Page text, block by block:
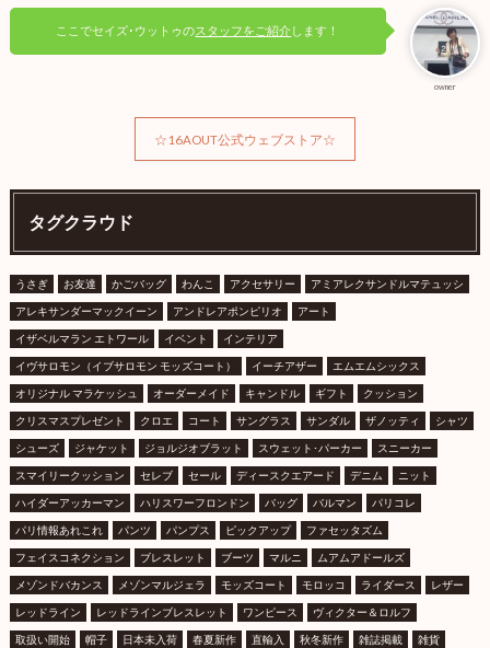
owner
ここでセイズ･ウットゥのスタッフをご紹介します！
☆16AOUT公式ウェブストア☆
タグクラウド
うさぎ お友達 かごバッグ わんこ アクセサリー アミアレクサンドルマテュッシ
アレキサンダーマックイーン アンドレアポンピリオ アート
イザベルマラン エトワール イベント インテリア
イヴサロモン（イブサロモン モッズコート） イーチアザー エムエムシックス
オリジナル マラケッシュ オーダーメイド キャンドル ギフト クッション
クリスマスプレゼント クロエ コート サングラス サンダル ザノッティ シャツ
シューズ ジャケット ジョルジオブラット スウェット･パーカー スニーカー
スマイリークッション セレブ セール ディースクエアード デニム ニット
ハイダーアッカーマン ハリスワーフロンドン バッグ バルマン パリコレ
パリ情報あれこれ パンツ パンプス ピックアップ ファセッタズム
フェイスコネクション ブレスレット ブーツ マルニ ムアムアドールズ
メゾンドバカンス メゾンマルジェラ モッズコート モロッコ ライダース レザー
レッドライン レッドラインブレスレット ワンピース ヴィクター＆ロルフ
取扱い開始 帽子 日本未入荷 春夏新作 直輸入 秋冬新作 雑誌掲載 雑貨